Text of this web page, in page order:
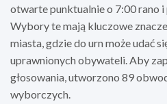
otwarte punktualnie o 7:00 rano
Wybory te mają kluczowe
miasta, gdzie do urn może udać
uprawnionych obywateli. Aby
głosowania, utworzono 89
wyborczych.